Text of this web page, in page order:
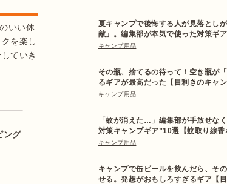
いい休
を楽し
ていき
ング
夏キャンプで後悔する人が見落とし
敵」。編集部が本気で使った対策ギ
キャンプ用品
その瓶、捨てるの待って！空き瓶が
るギアが最高だった【目利きのキャン
キャンプ用品
「蚊が消えた…」編集部が手放せな
対策キャンプギア”10選【蚊取り線香
キャンプ用品
キャンプで缶ビールを飲んだら、そ
せる。発想がおもしろすぎるギア【